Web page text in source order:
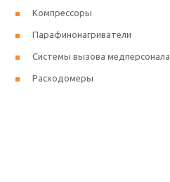
Компрессоры
Парафинонагриватели
Системы вызова медперсонала
Расходомеры